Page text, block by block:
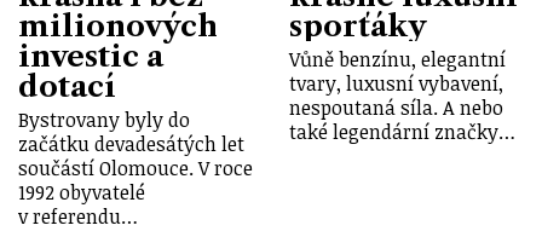
milionových
investic a
dotací
Bystrovany byly do
začátku devadesátých let
součástí Olomouce. V roce
1992 obyvatelé
v referendu…
sporťáky
Vůně benzínu, elegantní
tvary, luxusní vybavení,
nespoutaná síla. A nebo
také legendární značky…